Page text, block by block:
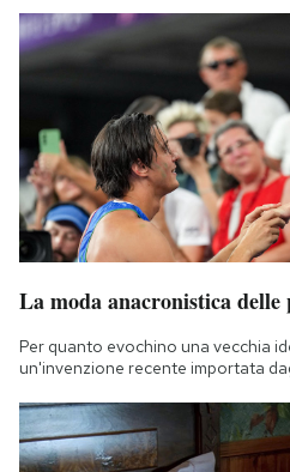
La moda anacronistica
Per quanto evochino una vecchia
un'invenzione recente importata